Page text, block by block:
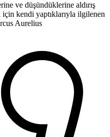
ve düşündüklerine aldırış
kendi yaptıklarıyla ilgilenen
Aurelius